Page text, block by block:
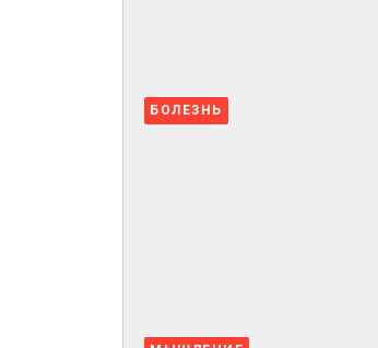
БОЛЕЗНЬ